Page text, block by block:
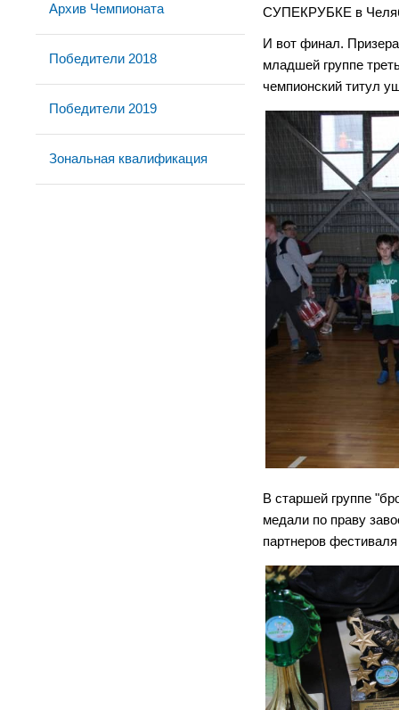
Архив Чемпионата
Победители 2018
Победители 2019
Зональная квалификация
СУПЕКРУБКЕ в
И вот финал.
младшей группе
чемпионский титул
В старшей группе
медали по праву
партнеров